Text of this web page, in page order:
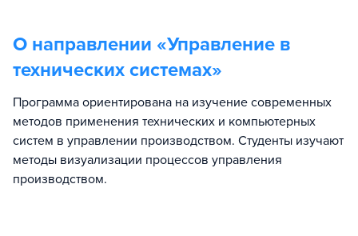
О направлении «Управление в
технических системах»
Программа ориентирована на изучение современных
методов применения технических и компьютерных
систем в управлении производством. Студенты изучают
методы визуализации процессов управления
производством.